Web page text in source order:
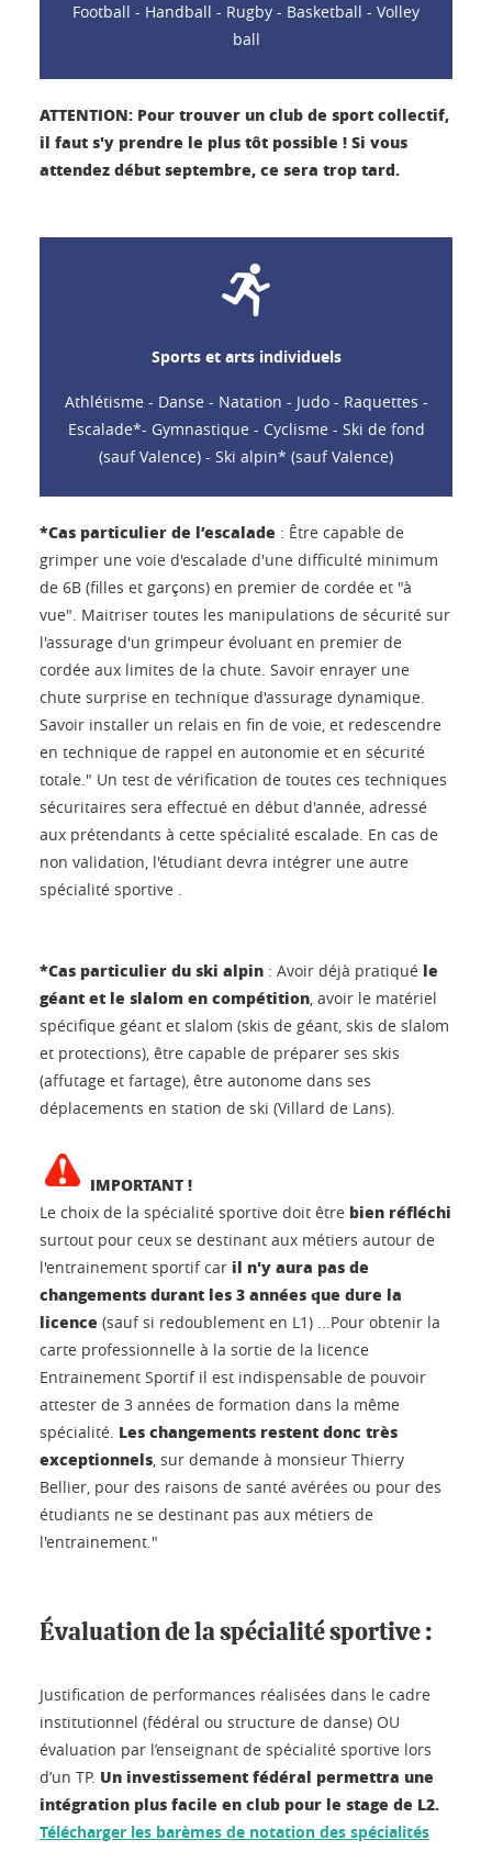
Football - Handball - Rugby - Basketball - Volley
ball
ATTENTION: Pour trouver un club de sport collectif,
il faut s'y prendre le plus tôt possible ! Si vous
attendez début septembre, ce sera trop tard.
Sports et arts individuels
Athlétisme - Danse - Natation - Judo - Raquettes -
Escalade*- Gymnastique - Cyclisme - Ski de fond
(sauf Valence) - Ski alpin* (sauf Valence)
*Cas particulier de l’escalade : Être capable de
grimper une voie d'escalade d'une difficulté minimum
de 6B (filles et garçons) en premier de cordée et "à
vue". Maitriser toutes les manipulations de sécurité sur
l'assurage d'un grimpeur évoluant en premier de
cordée aux limites de la chute. Savoir enrayer une
chute surprise en technique d'assurage dynamique.
Savoir installer un relais en fin de voie, et redescendre
en technique de rappel en autonomie et en sécurité
totale." Un test de vérification de toutes ces techniques
sécuritaires sera effectué en début d'année, adressé
aux prétendants à cette spécialité escalade. En cas de
non validation, l'étudiant devra intégrer une autre
spécialité sportive .
*Cas particulier du ski alpin : Avoir déjà pratiqué le
géant et le slalom en compétition, avoir le matériel
spécifique géant et slalom (skis de géant, skis de slalom
et protections), être capable de préparer ses skis
(affutage et fartage), être autonome dans ses
déplacements en station de ski (Villard de Lans).
IMPORTANT !
Le choix de la spécialité sportive doit être bien réfléchi
surtout pour ceux se destinant aux métiers autour de
l'entrainement sportif car il n'y aura pas de
changements durant les 3 années que dure la
licence (sauf si redoublement en L1) ...Pour obtenir la
carte professionnelle à la sortie de la licence
Entrainement Sportif il est indispensable de pouvoir
attester de 3 années de formation dans la même
spécialité. Les changements restent donc très
exceptionnels, sur demande à monsieur Thierry
Bellier, pour des raisons de santé avérées ou pour des
étudiants ne se destinant pas aux métiers de
l'entrainement."
Évaluation de la spécialité sportive :
Justification de performances réalisées dans le cadre
institutionnel (fédéral ou structure de danse) OU
évaluation par l’enseignant de spécialité sportive lors
d’un TP. Un investissement fédéral permettra une
intégration plus facile en club pour le stage de L2.
Télécharger les barèmes de notation des spécialités